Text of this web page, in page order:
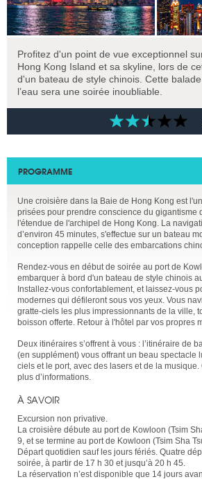
Profitez d'un point de vue exceptionnel
Hong Kong Island et sa skyline, lors de
d'un bateau de style chinois. Cette
l’eau sera une soirée inoubliable.
PROGRAMME
Une croisière dans la Baie de Hong Kong est
prisées pour prendre conscience du gigantisme
l'étendue de l'archipel de Hong Kong. La
d’environ 45 minutes, s'effectue sur un bateau
conception rappelle celle des embarcations
Rendez-vous en début de soirée au port de
embarquer à bord d'un bateau de style chinois
Installez-vous confortablement, et laissez-vous
modernes qui défileront sous vos yeux. Vous
gratte-ciels les plus impressionnants de la ville,
boisson offerte. Retour à l'hôtel par vos propres
Deux itinéraires s’offrent à vous : l’itinéraire de
(en supplément) vous offrant un beau spectacle
ciels et le port, avec des lasers et de la
plus d’informations.
À SAVOIR
Excursion non privative.
La croisière débute au port de Kowloon (Tsim
9, et se termine au port de Kowloon (Tsim Sha
Départ quotidien sauf les jours fériés. Quatre
soirée, à partir de 17 h 30 et jusqu’à 20 h 45.
La réservation n’est disponible que 14 jours